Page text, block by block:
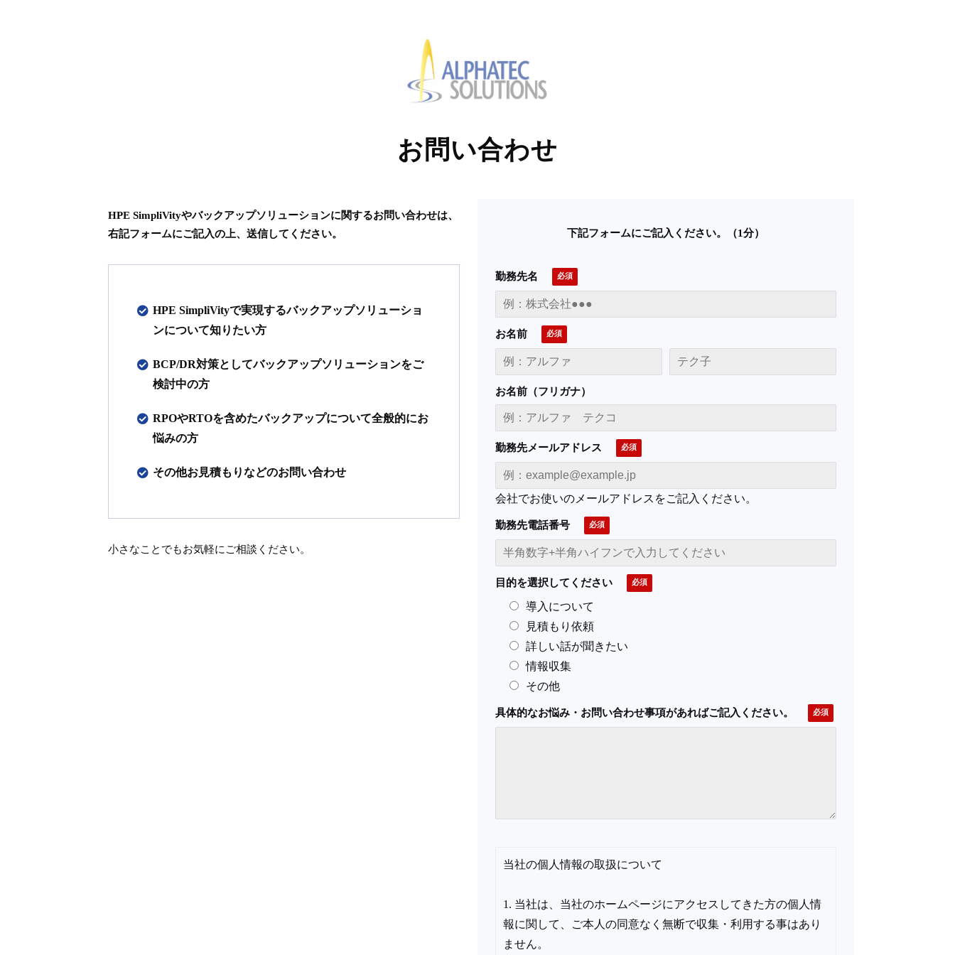
お問い合わせ
HPE SimpliVityやバックアップソリューションに関するお問い合わせは、
右記フォームにご記入の上、送信してください。
HPE SimpliVityで実現するバックアップソリューショ
ンについて知りたい方
BCP/DR対策としてバックアップソリューションをご
検討中の方
RPOやRTOを含めたバックアップについて全般的にお
悩みの方
その他お見積もりなどのお問い合わせ
小さなことでもお気軽にご相談ください。
下記フォームにご記入ください。（1分）
勤務先名
お名前
お名前（フリガナ）
勤務先メールアドレス
会社でお使いのメールアドレスをご記入ください。
勤務先電話番号
目的を選択してください
導入について
見積もり依頼
詳しい話が聞きたい
情報収集
その他
具体的なお悩み・お問い合わせ事項があればご記入ください。
当社の個人情報の取扱について
1. 当社は、当社のホームページにアクセスしてきた方の個人情
報に関して、ご本人の同意なく無断で収集・利用する事はあり
ません。